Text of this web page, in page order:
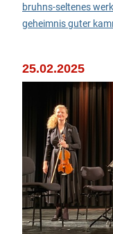
bruhns-seltenes
geheimnis guter
25.02.2025